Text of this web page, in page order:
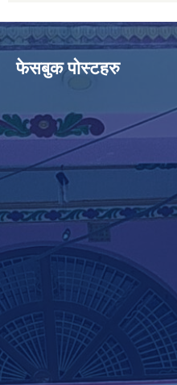
फेसबुक पोस्टहरु